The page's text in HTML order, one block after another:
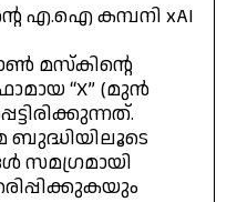
എ.ഐ കമ്പനി xAI
മസ്‌കിന്റെ
“X” (മുൻ
ബുദ്ധിയിലൂടെ
സമഗ്രമായി